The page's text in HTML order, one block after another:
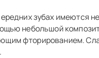
зубах имеются
небольшой
фторированием.